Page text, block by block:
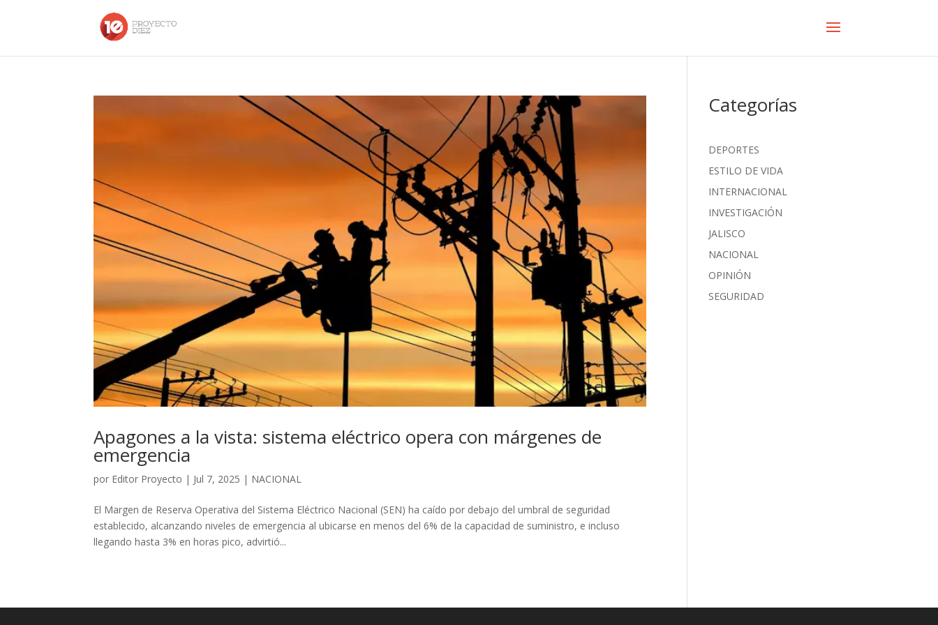
Apagones a la vista: sistema eléctrico opera con márgenes de
emergencia
por Editor Proyecto | Jul 7, 2025 | NACIONAL
El Margen de Reserva Operativa del Sistema Eléctrico Nacional (SEN) ha caído por debajo del umbral de seguridad
establecido, alcanzando niveles de emergencia al ubicarse en menos del 6% de la capacidad de suministro, e incluso
llegando hasta 3% en horas pico, advirtió...
Categorías
DEPORTES
ESTILO DE VIDA
INTERNACIONAL
INVESTIGACIÓN
JALISCO
NACIONAL
OPINIÓN
SEGURIDAD